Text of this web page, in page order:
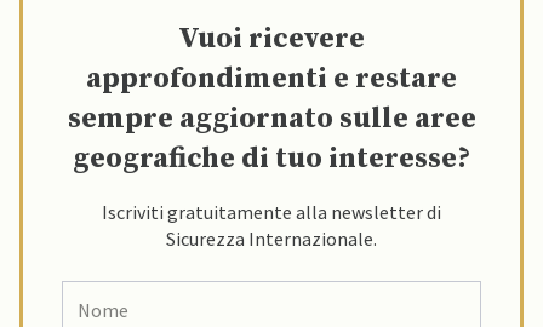
Vuoi ricevere
approfondimenti e restare
sempre aggiornato sulle aree
geografiche di tuo interesse?
Iscriviti gratuitamente alla newsletter di
Sicurezza Internazionale.